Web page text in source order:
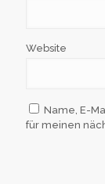
Website
Name, E-
für meinen